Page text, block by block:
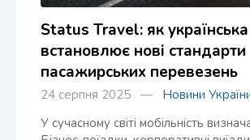
Status Travel: як
встановлює нові стандарти
пасажирських перевезень
24 серпня 2025 — Новини
У сучасному світі мобільність